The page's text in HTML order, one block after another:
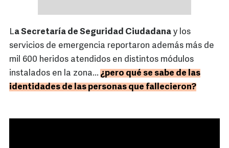
La Secretaría de Seguridad Ciudadana y los
servicios de emergencia reportaron además más de
mil 600 heridos atendidos en distintos módulos
instalados en la zona... ¿pero qué se sabe de las
identidades de las personas que fallecieron?